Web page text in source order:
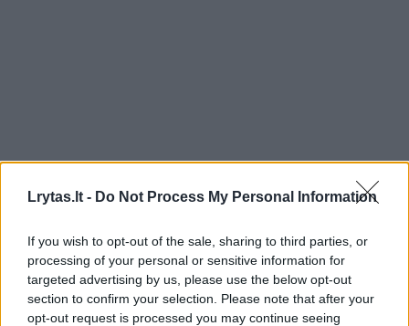
Lrytas.lt - Do Not Process My Personal Information
If you wish to opt-out of the sale, sharing to third parties, or
processing of your personal or sensitive information for
targeted advertising by us, please use the below opt-out
section to confirm your selection. Please note that after your
opt-out request is processed you may continue seeing
Vėžys pasiglemžė 26-erių merginą:
prieš mirtį sulaukė skaudžių
pašaipų(1)